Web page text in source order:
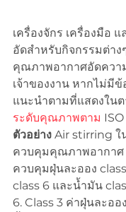
เครื่องจักร เครื่องมือ
อัดสำหรับกิจกรรมต่าง
คุณภาพอากาศอัดควา
เจ้าของงาน หากไม่มี
แนะนำตามที่แสดงในต
ระดับคุณภาพตาม ISO
ตัวอย่าง Air stirring ใ
ควบคุมคุณภาพอากาศ
ควบคุมฝุ่นละออง
class 6 และน้ำมัน
6. Class 3 ค่าฝุ่นละอ